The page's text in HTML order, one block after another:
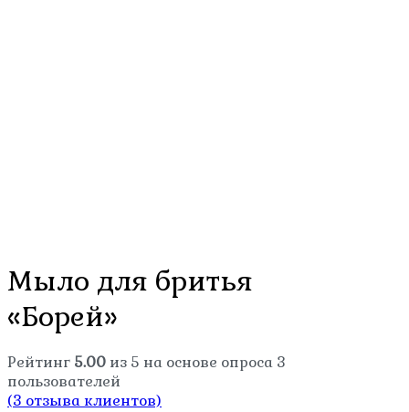
Мыло для бритья
«Борей»
Рейтинг 5.00 из 5 на основе опроса 3
пользователей
(3 отзыва клиентов)